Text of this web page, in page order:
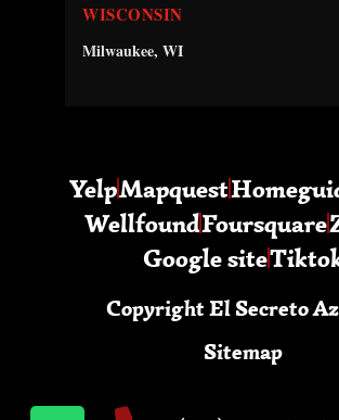
WISCONSIN
Milwaukee, WI
YelpMapquest
WellfoundFoursquare
Google site
Copyright El Secreto
Sitemap